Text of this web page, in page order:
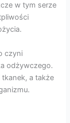
w tym serze
czyni
odżywczego.
tkanek, a także